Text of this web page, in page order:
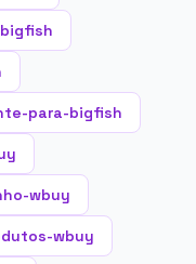
para-bigfish
wbuy
wbuy